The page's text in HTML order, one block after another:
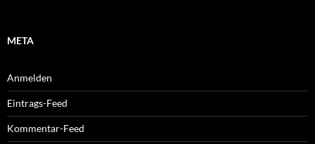
META
Anmelden
Eintrags-Feed
Kommentar-Feed